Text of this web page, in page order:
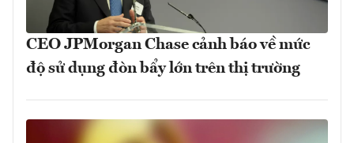
CEO JPMorgan Chase cảnh báo về mức
độ sử dụng đòn bẩy lớn trên thị trường